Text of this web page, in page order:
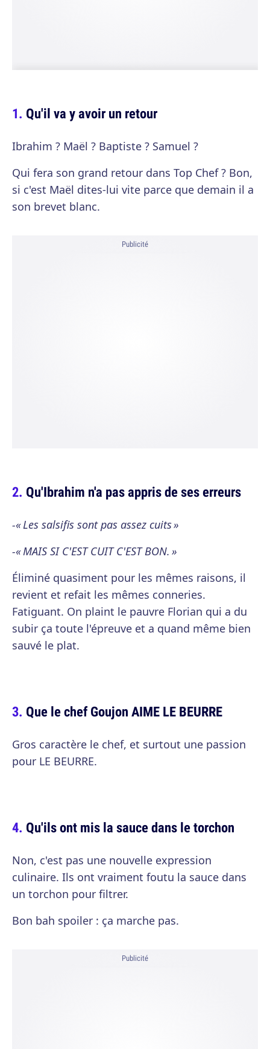
Qu'il va y avoir un retour
Ibrahim ? Maël ? Baptiste ? Samuel ?
Qui fera son grand retour dans Top Chef ? Bon,
si c'est Maël dites-lui vite parce que demain il a
son brevet blanc.
Publicité
Qu'Ibrahim n'a pas appris de ses erreurs
-« Les salsifis sont pas assez cuits »
-« MAIS SI C'EST CUIT C'EST BON. »
Éliminé quasiment pour les mêmes raisons, il
revient et refait les mêmes conneries.
Fatiguant. On plaint le pauvre Florian qui a du
subir ça toute l'épreuve et a quand même bien
sauvé le plat.
Que le chef Goujon AIME LE BEURRE
Gros caractère le chef, et surtout une passion
pour LE BEURRE.
Qu'ils ont mis la sauce dans le torchon
Non, c'est pas une nouvelle expression
culinaire. Ils ont vraiment foutu la sauce dans
un torchon pour filtrer.
Bon bah spoiler : ça marche pas.
Publicité